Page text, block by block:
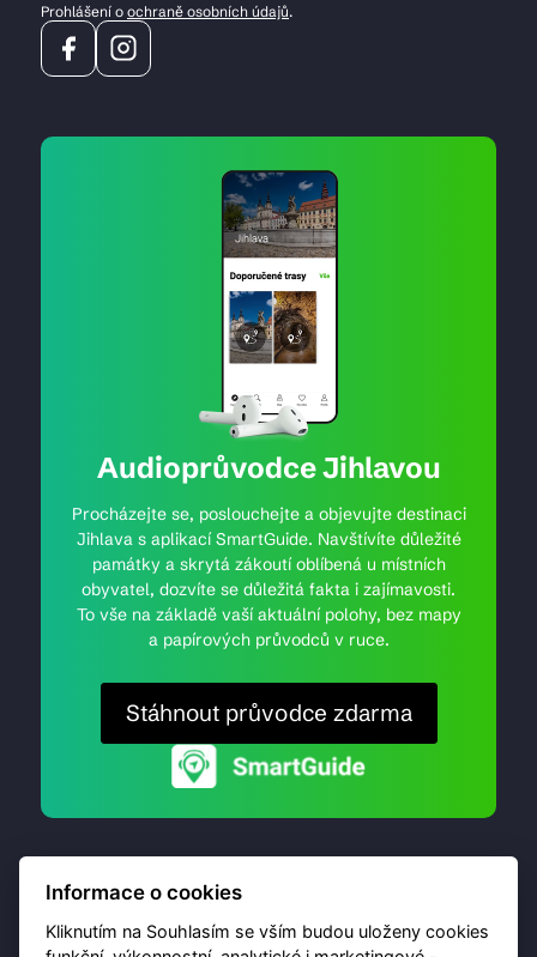
Prohlášení o ochraně osobních údajů.
Audioprůvodce Jihlavou
Procházejte se, poslouchejte a objevujte destinaci
Jihlava s aplikací SmartGuide. Navštívíte důležité
památky a skrytá zákoutí oblíbená u místních
obyvatel, dozvíte se důležitá fakta i zajímavosti.
To vše na základě vaší aktuální polohy, bez mapy
a papírových průvodců v ruce.
Stáhnout průvodce zdarma
Informace o cookies
Kliknutím na Souhlasím se vším budou uloženy cookies